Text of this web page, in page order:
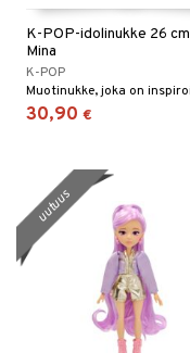
K-POP-idolinukke 26 cm
Mina
K-POP
30,90 €
uutuus